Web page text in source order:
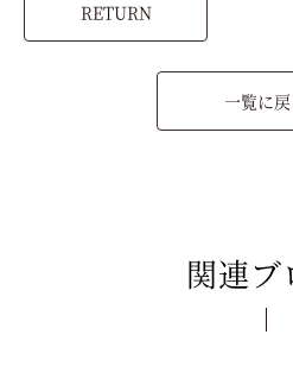
RETURN
一覧に戻
関連ブ